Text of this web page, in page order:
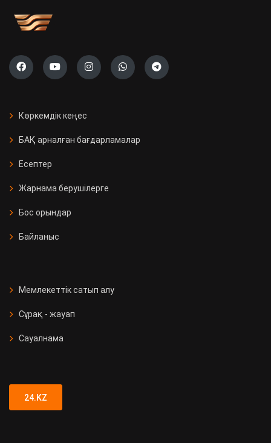
Көркемдік кеңес
БАҚ арналған бағдарламалар
Есептер
Жарнама берушілерге
Бос орындар
Байланыс
Мемлекеттік сатып алу
Сұрақ - жауап
Сауалнама
24.KZ